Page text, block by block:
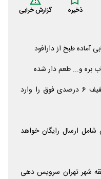
ذخیره گزارش خرابی
آماده طبخ از دارافود
بره و... طعم دار شده
در مرحله نمایش فاکتور کد تخفیف 6 درصدی فوق را وارد
هزار تومان شامل ارسال رایگان خواهد
به تمامی 22 منطقه شهر تهران سرویس دهی